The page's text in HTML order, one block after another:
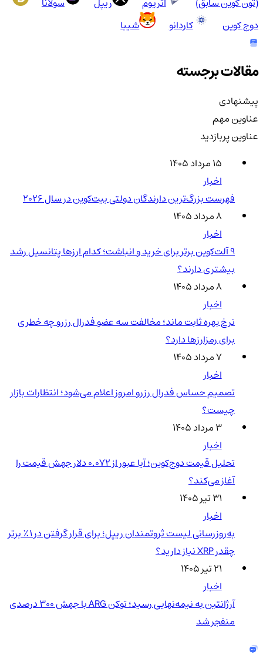
دوج کوین
کاردانو شیبا
مقالات برجسته
پیشنهادی
عناوین مهم
عناوین پربازدید
۱۵ مرداد ۱۴۰۵
اخبار
فهرست بزرگ‌ترین دارندگان دولتی بیت‌کوین در سال 2026
۸ مرداد ۱۴۰۵
اخبار
۹ آلت‌کوین برتر برای خرید و انباشت؛ کدام ارزها پتانسیل رشد
بیشتری دارند؟
۸ مرداد ۱۴۰۵
اخبار
نرخ بهره ثابت ماند؛ مخالفت سه عضو فدرال رزرو چه خطری
برای رمزارزها دارد؟
۷ مرداد ۱۴۰۵
اخبار
تصمیم حساس فدرال رزرو امروز اعلام می‌شود؛ انتظارات بازار
چیست؟
۳ مرداد ۱۴۰۵
اخبار
تحلیل قیمت دوج‌کوین؛ آیا عبور از ۰.۰۷۲ دلار جهش قیمت را
آغاز می‌کند؟
۳۱ تیر ۱۴۰۵
اخبار
به‌روزرسانی لیست ثروتمندان ریپل؛ برای قرار گرفتن در ۱٪ برتر
چقدر XRP نیاز دارید؟
۲۱ تیر ۱۴۰۵
اخبار
آرژانتین به نیمه‌نهایی رسید؛ توکن ARG با جهش ۳۰۰ درصدی
منفجر شد